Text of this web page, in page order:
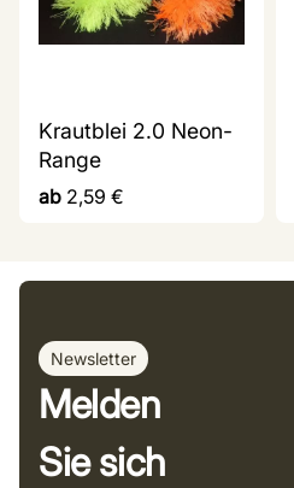
Krautblei 2.0 Neon-
Range
ab 2,59 €
Newsletter
Melden
Sie sich